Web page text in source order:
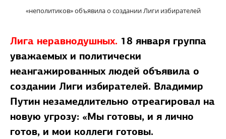
«неполитиков» объявила о создании Лиги избирателей
Лига неравнодушных. 18 января группа
уважаемых и политически
неангажированных людей объявила о
создании Лиги избирателей. Владимир
Путин незамедлительно отреагировал на
новую угрозу: «Мы готовы, и я лично
готов, и мои коллеги готовы.